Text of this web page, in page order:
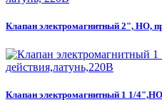
Клапан электромагнитный 2", НО,
Клапан электромагнитный 1 1/